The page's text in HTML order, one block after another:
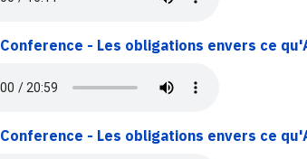
Conference - Les obligations envers ce
Conference - Les obligations envers ce